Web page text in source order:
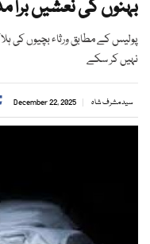
بہنوں کی نعشیں
پولیس کے مطابق ورثاء بچیوں کی
نہیں کر سکے
سید مشرف شاہ December 22, 2025